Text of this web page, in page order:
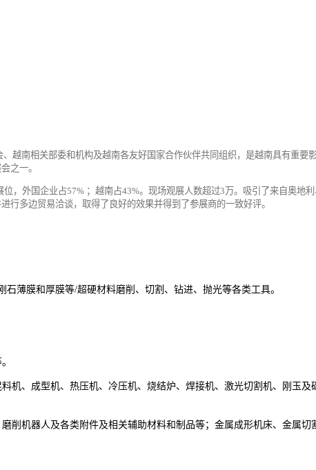
、越南相关部委和机构及越南各友好国家合作伙伴共同组织，是越南具有重要
会之一。
位，外国企业占57% ；越南占43%。 现场观展人数超过3万。 吸引了来自奥地
行多边贸易洽谈， 取得了良好的效果并得到了参展商的一致好评。
石薄膜和厚膜等/超硬材料磨削、切割、钻进、抛光等各类工具。
、成型机、热压机、冷压机、烧结炉、焊接机、激光切割机、刚玉及
机器人及各类附件及相关辅助材料和制品等；金属成形机床、金属切